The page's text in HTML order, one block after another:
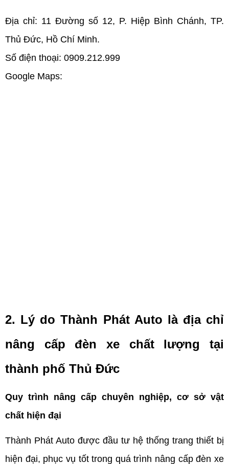
Địa chỉ: 11 Đường số 12, P. Hiệp Bình Chánh, TP.
Thủ Đức, Hồ Chí Minh.
Số điện thoại: 0909.212.999
Google Maps:
2. Lý do Thành Phát Auto là địa chỉ
nâng cấp đèn xe chất lượng tại
thành phố Thủ Đức
Quy trình nâng cấp chuyên nghiệp, cơ sở vật
chất hiện đại
Thành Phát Auto được đầu tư hệ thống trang thiết bị
hiện đại, phục vụ tốt trong quá trình nâng cấp đèn xe